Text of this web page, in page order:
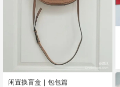
闲置换盲盒｜包包篇